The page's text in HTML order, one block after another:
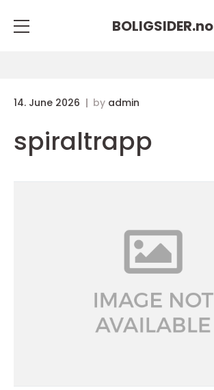
BOLIGSIDER.no
14. June 2026 by admin
spiraltrapp